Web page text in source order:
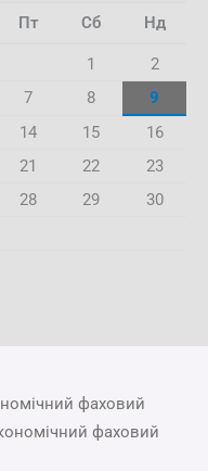
Пт Сб Нд
1
2
7 8
9
14 15
16
21 22
23
28 29
30
фаховий
фаховий